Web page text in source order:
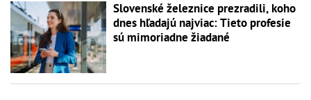
Slovenské železnice prezradili, koho
dnes hľadajú najviac: Tieto profesie
sú mimoriadne žiadané